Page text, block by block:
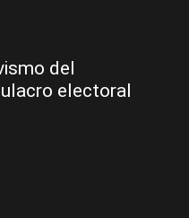
del
electoral